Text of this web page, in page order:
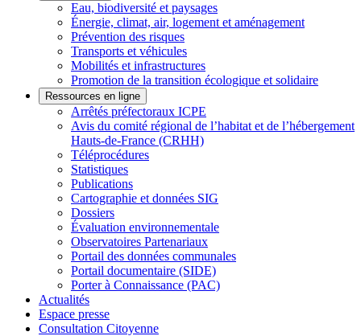
Eau, biodiversité et paysages
Énergie, climat, air, logement et aménagement
Prévention des risques
Transports et véhicules
Mobilités et infrastructures
Promotion de la transition écologique et solidaire
Ressources en ligne
Arrêtés préfectoraux ICPE
Avis du comité régional de l’habitat et de l’hébergement
Hauts-de-France (CRHH)
Téléprocédures
Statistiques
Publications
Cartographie et données SIG
Dossiers
Évaluation environnementale
Observatoires Partenariaux
Portail des données communales
Portail documentaire (SIDE)
Porter à Connaissance (PAC)
Actualités
Espace presse
Consultation Citoyenne